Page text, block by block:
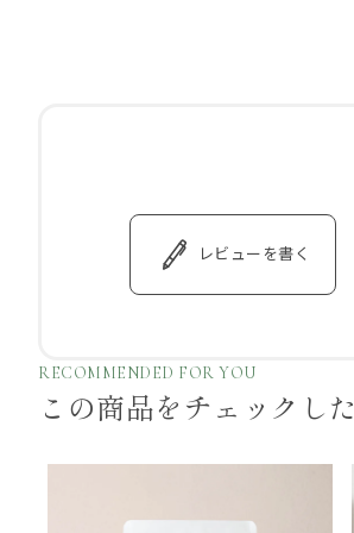
レビューを書く
RECOMMENDED FOR YOU
この商品をチェックした